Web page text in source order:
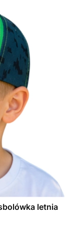
letnia